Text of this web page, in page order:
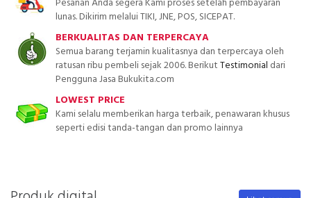
Pesanan Anda segera Kami proses setelah pembayaran
lunas. Dikirim melalui TIKI, JNE, POS, SICEPAT.
BERKUALITAS DAN TERPERCAYA
Semua barang terjamin kualitasnya dan terpercaya oleh
ratusan ribu pembeli sejak 2006. BerikutTestimonial dari
Pengguna Jasa Bukukita.com
LOWEST PRICE
Kami selalu memberikan harga terbaik, penawaran khusus
seperti edisi tanda-tangan dan promo lainnya